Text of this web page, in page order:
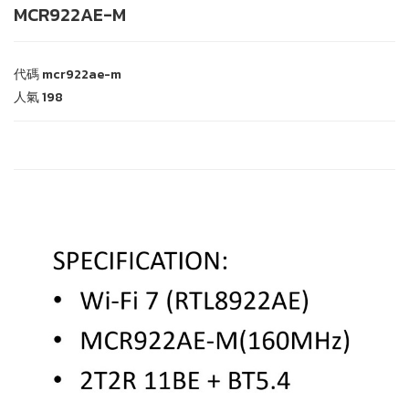
MCR922AE-M
代碼mcr922ae-m
人氣198